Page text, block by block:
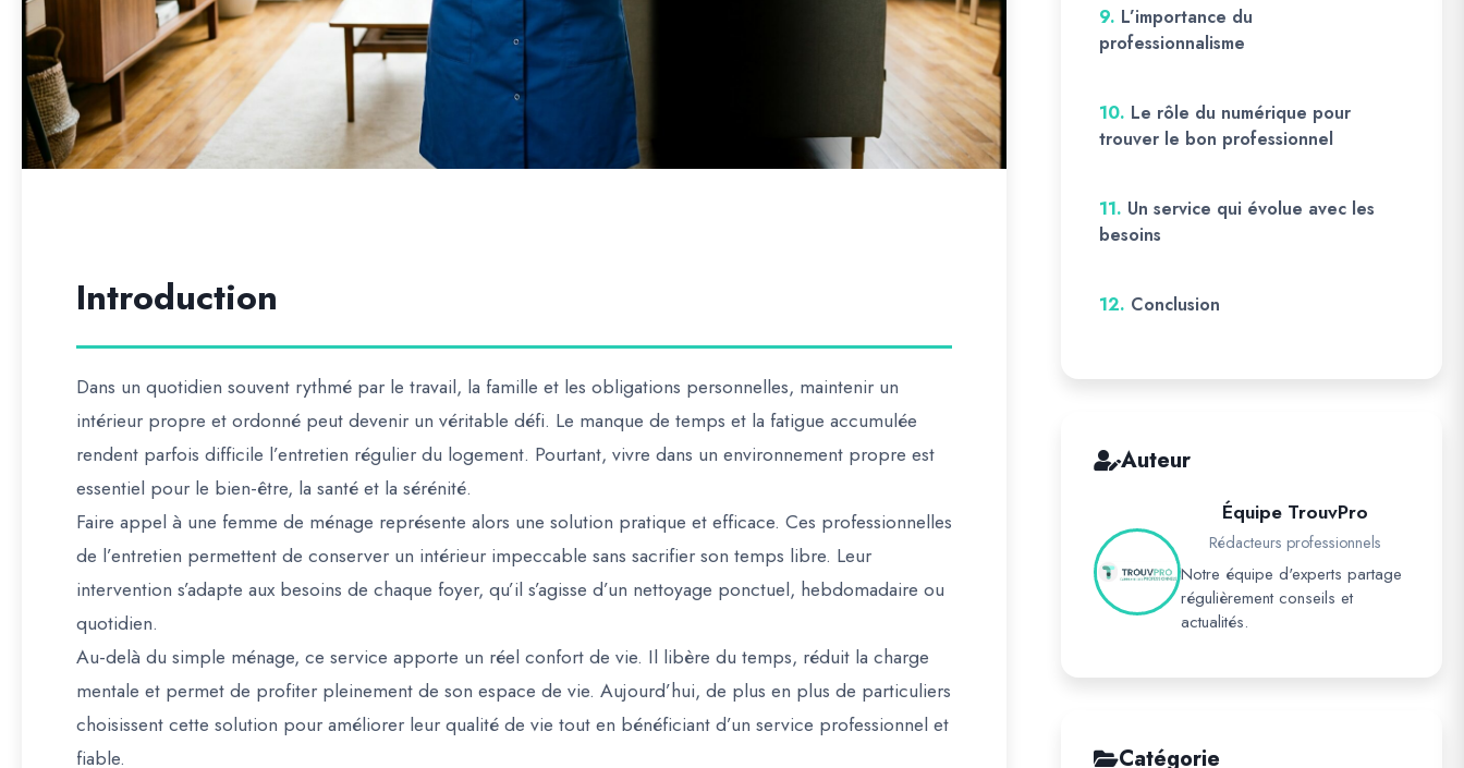
Introduction
Dans un quotidien souvent rythmé par le travail, la famille et les obligations personnelles, maintenir un
intérieur propre et ordonné peut devenir un véritable défi. Le manque de temps et la fatigue accumulée
rendent parfois difficile l’entretien régulier du logement. Pourtant, vivre dans un environnement propre est
essentiel pour le bien-être, la santé et la sérénité.
Faire appel à une femme de ménage représente alors une solution pratique et efficace. Ces professionnelles
de l’entretien permettent de conserver un intérieur impeccable sans sacrifier son temps libre. Leur
intervention s’adapte aux besoins de chaque foyer, qu’il s’agisse d’un nettoyage ponctuel, hebdomadaire ou
quotidien.
Au-delà du simple ménage, ce service apporte un réel confort de vie. Il libère du temps, réduit la charge
mentale et permet de profiter pleinement de son espace de vie. Aujourd’hui, de plus en plus de particuliers
choisissent cette solution pour améliorer leur qualité de vie tout en bénéficiant d’un service professionnel et
fiable.
9. L’importance du
professionnalisme
10. Le rôle du numérique pour
trouver le bon professionnel
11. Un service qui évolue avec les
besoins
12. Conclusion
Auteur
Équipe TrouvPro
Rédacteurs professionnels
Notre équipe d'experts partage
régulièrement conseils et
actualités.
Catégorie